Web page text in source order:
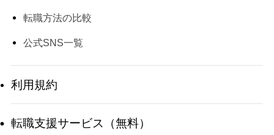
転職方法の比較
公式SNS一覧
利用規約
転職支援サービス（無料）